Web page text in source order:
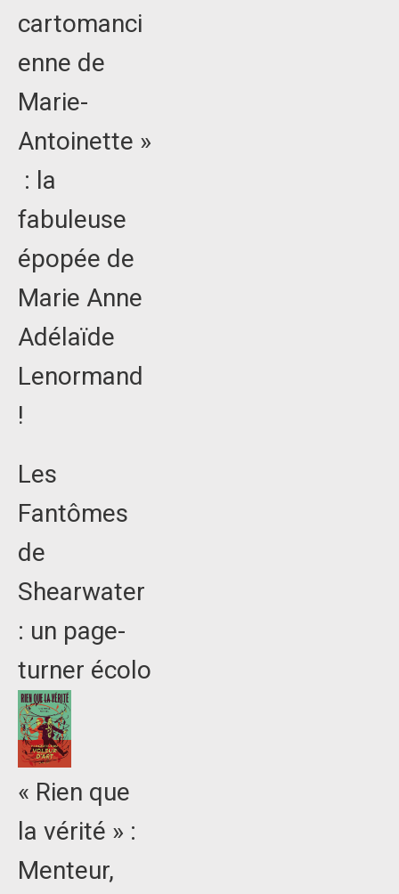
cartomanci
enne de
Marie-
Antoinette »
: la
fabuleuse
épopée de
Marie Anne
Adélaïde
Lenormand
!
Les
Fantômes
de
Shearwater
: un page-
turner écolo
« Rien que
la vérité » :
Menteur,